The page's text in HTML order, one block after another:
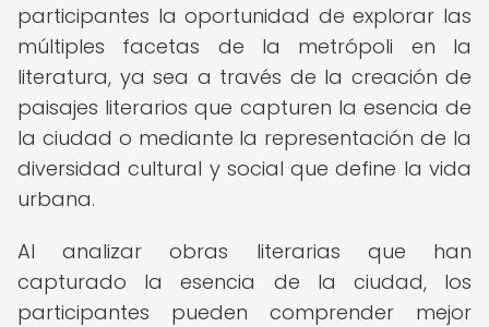
participantes la oportunidad de explorar las
múltiples facetas de la metrópoli en la
literatura, ya sea a través de la creación de
paisajes literarios que capturen la esencia de
la ciudad o mediante la representación de la
diversidad cultural y social que define la vida
urbana.
Al analizar obras literarias que han
capturado la esencia de la ciudad, los
participantes pueden comprender mejor